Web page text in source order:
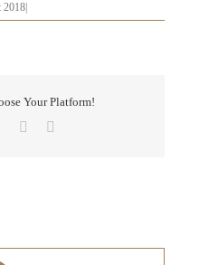
2018
Your Platform!
LinkedInPinterest